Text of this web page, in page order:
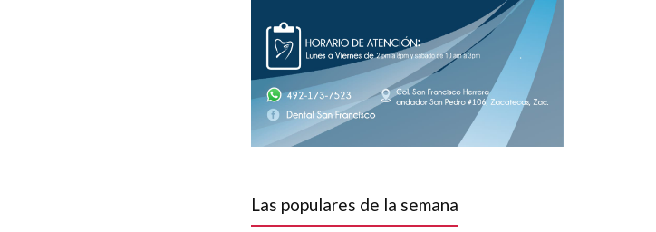
Las populares de la semana